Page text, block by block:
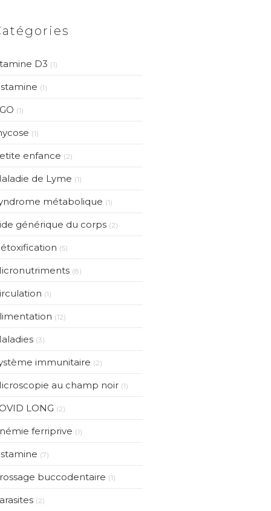
D3 (1)
(1)
(1)
(1)
enfance (2)
de Lyme (1)
métabolique (1)
générique du corps (2)
(5)
(8)
(1)
(12)
(3)
immunitaire (2)
au champ noir (1)
LONG (2)
ferriprive (1)
(7)
buccodentaire (1)
(2)